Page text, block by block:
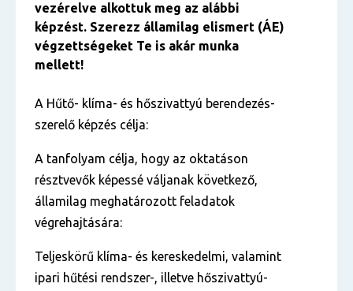
vezérelve alkottuk meg az alábbi
képzést. Szerezz államilag elismert (ÁE)
végzettségeket Te is akár munka
mellett!
A Hűtő- klíma- és hőszivattyú berendezés-
szerelő képzés célja:
A tanfolyam célja, hogy az oktatáson
résztvevők képessé váljanak következő,
államilag meghatározott feladatok
végrehajtására:
Teljeskörű klíma- és kereskedelmi, valamint
ipari hűtési rendszer-, illetve hőszivattyú-